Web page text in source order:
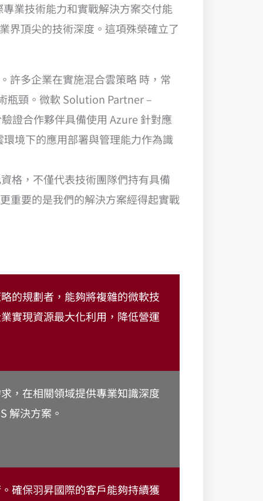
業技術能力和實戰解決方案交付能
界頂尖的技術深度。這項殊榮確立了
許多企業在實施混合雲策略 時，常
瓶頸。微軟 Solution Partner –
證合作夥伴具備使用 Azure 針對應
境下的應用部署與管理能力作為識
格，不僅代表技術團隊們持有具備
重要的是我們的解決方案經得起實戰
的規劃者，能夠將複雜的微軟技
實現資源最大化利用，降低營運
，在相關領域提供專業知識深度
解決方案。
確保羽昇國際的客戶能夠持續獲